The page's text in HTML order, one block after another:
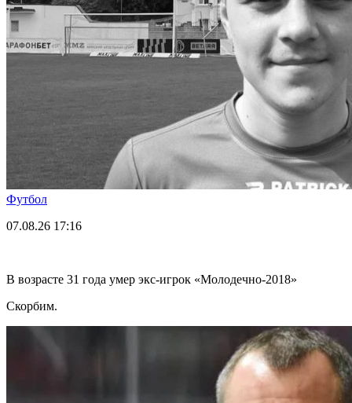
Футбол
07.08.26 17:16
В возрасте 31 года умер экс-игрок «Молодечно-2018»
Скорбим.